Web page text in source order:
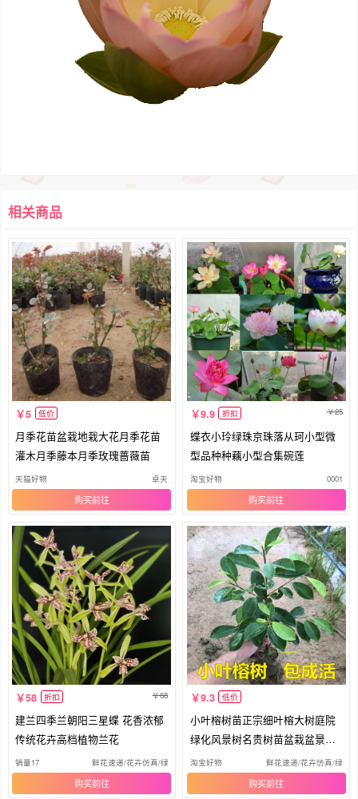
相关商品
5 低价
月季花苗盆栽地栽大花月季花苗
灌木月季藤本月季玫瑰蔷薇苗
天猫好物 卓天
购买
9.9 折扣 25
蝶衣小玲绿珠京珠落从珂小型微
型品种种藕小型合集碗莲
淘宝好物 0001
购买
58 折扣 68
建兰四季兰朝阳三星蝶 花香浓郁
传统花卉高档植物兰花
销量17 鲜花速递/花卉仿真/绿植园艺
购买
9.3 低价
小叶榕树苗正宗细叶榕大树庭院
绿化风景树名贵树苗盆栽盆景常
绿
淘宝好物 鲜花速递/花卉仿真/绿植
购买